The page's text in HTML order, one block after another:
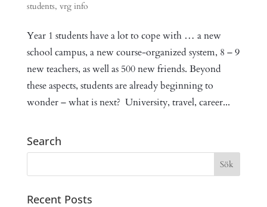
students, vrg info
Year 1 students have a lot to cope with … a new
school campus, a new course-organized system, 8 – 9
new teachers, as well as 500 new friends. Beyond
these aspects, students are already beginning to
wonder – what is next? University, travel, career...
Search
Recent Posts